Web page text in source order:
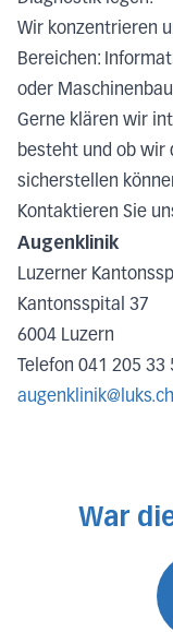
Wir konzentrieren
Bereichen:
oder
Gerne klären wir
besteht und ob wir
sicherstellen
Kontaktieren Sie
Augenklinik
Luzerner
Kantonsspital 37
6004 Luzern
Telefon 041 205 33
augenklinik@luks.ch
War